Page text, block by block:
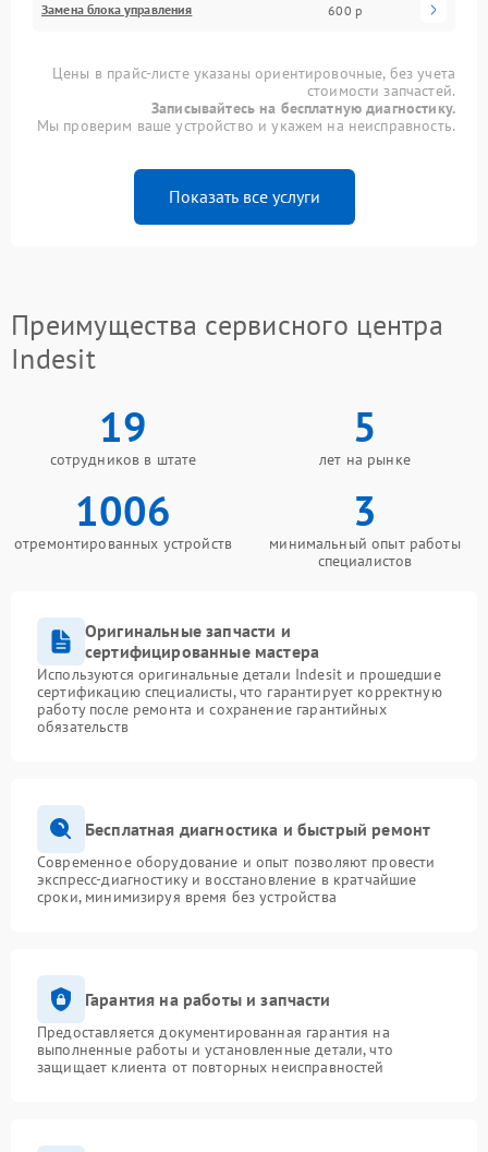
Замена блока управления 600 р
Цены в прайс-листе указаны ориентировочные, без учета
стоимости запчастей.
Записывайтесь на бесплатную диагностику.
Мы проверим ваше устройство и укажем на неисправность.
Показать все услуги
Преимущества сервисного центра
Indesit
19
сотрудников в штате
5
лет на рынке
1006
отремонтированных устройств
3
минимальный опыт работы
специалистов
Оригинальные запчасти и
сертифицированные мастера
Используются оригинальные детали Indesit и прошедшие
сертификацию специалисты, что гарантирует корректную
работу после ремонта и сохранение гарантийных
обязательств
Бесплатная диагностика и быстрый ремонт
Современное оборудование и опыт позволяют провести
экспресс-диагностику и восстановление в кратчайшие
сроки, минимизируя время без устройства
Гарантия на работы и запчасти
Предоставляется документированная гарантия на
выполненные работы и установленные детали, что
защищает клиента от повторных неисправностей